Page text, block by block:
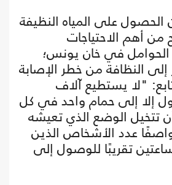
على المياه النظيفة
أهم الاحتياجات
الحوامل في خان يونس؛
إلى النظافة من خطر الإصابة
"لا يستطيع آلاف
إلا إلى حمام واحد في كل
تتخيل الوضع الذي تعيشه
عدد الأشخاص الذين
تقريبًا للوصول إلى